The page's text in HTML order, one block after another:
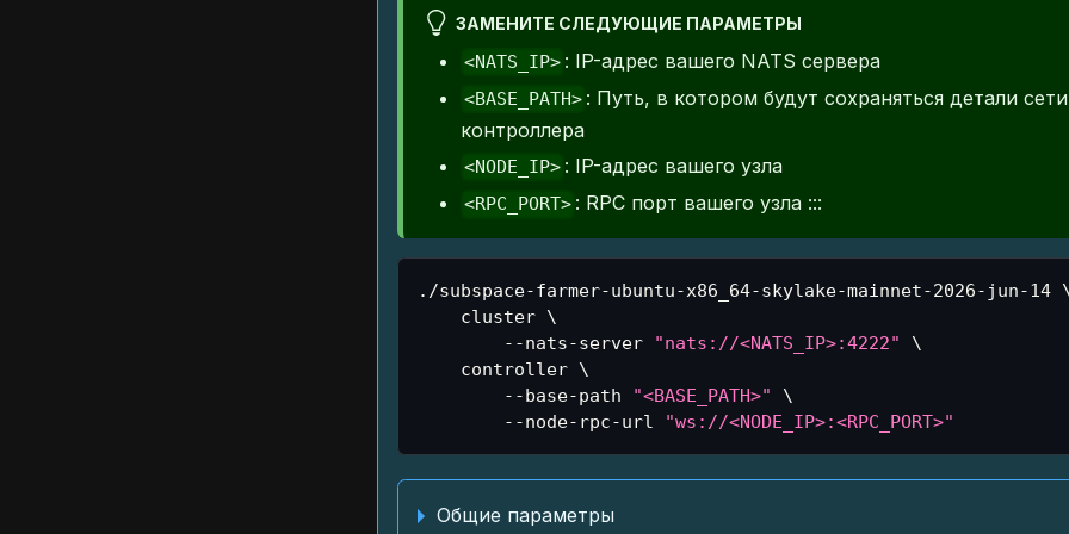
ЗАМЕНИТЕ СЛЕДУЮЩИЕ ПАРАМЕТРЫ
<NATS_IP> : IP-адрес вашего NATS сервера
<BASE_PATH> : Путь, в котором будут сохраняться детали
контроллера
<NODE_IP> : IP-адрес вашего узла
<RPC_PORT> : RPC порт вашего узла :::
./subspace-farmer-ubuntu-x86_64-skylake-mainnet-2026-jun-14
    cluster
\
        --nats-server
"nats://<NATS_IP>:4222"
\
    controller
\
        --base-path
"<BASE_PATH>"
\
        --node-rpc-url
"ws://<NODE_IP>:<RPC_PORT>"
Общие параметры